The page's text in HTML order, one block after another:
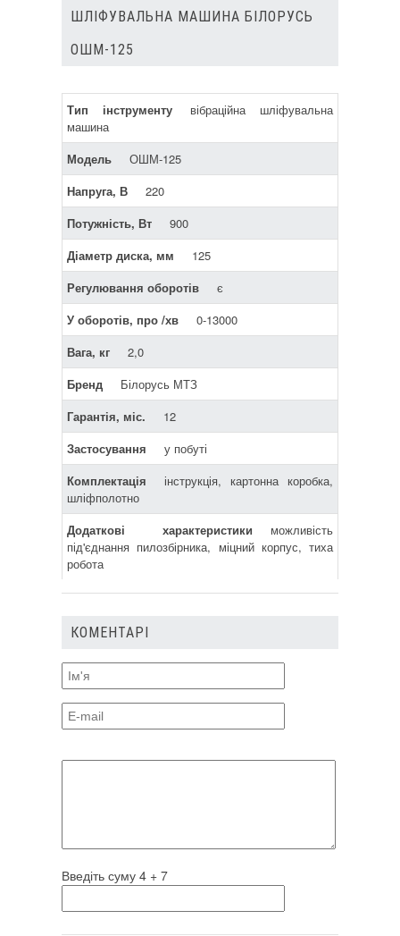
ШЛІФУВАЛЬНА МАШИНА БІЛОРУСЬ
ОШМ-125
Тип інструменту
вібраційна шліфувальна
машина
Модель
ОШМ-125
Напруга, В
220
Потужність, Вт
900
Діаметр диска, мм
125
Регулювання оборотів
є
У оборотів, про /хв
0-13000
Вага, кг
2,0
Бренд
Білорусь МТЗ
Гарантія, міс.
12
Застосування
у побуті
Комплектація
інструкція, картонна коробка,
шліфполотно
Додаткові характеристики
можливість
під'єднання пилозбірника, міцний корпус, тиха
робота
КОМЕНТАРІ
Введіть суму 4 + 7